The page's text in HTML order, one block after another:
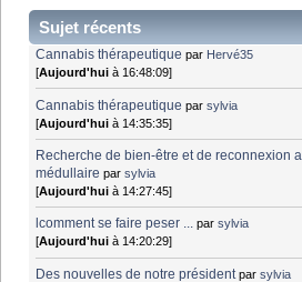
Sujet récents
Cannabis thérapeutique par Hervé35
[Aujourd'hui à 16:48:09]
Cannabis thérapeutique parsylvia
[Aujourd'hui à 14:35:35]
Recherche de bien-être et de reconnexion
médullaire parsylvia
[Aujourd'hui à 14:27:45]
lcomment se faire peser ... parsylvia
[Aujourd'hui à 14:20:29]
Des nouvelles de notre président parsylvia